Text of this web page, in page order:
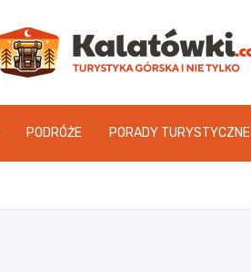
PODRÓŻE PORADY TURYSTYCZNE